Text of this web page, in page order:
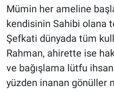
Mümin her ameline
kendisinin Sahibi olana
Şefkati dünyada tüm
Rahman, ahirette ise
ve bağışlama lütfu
yüzden inanan gönüller